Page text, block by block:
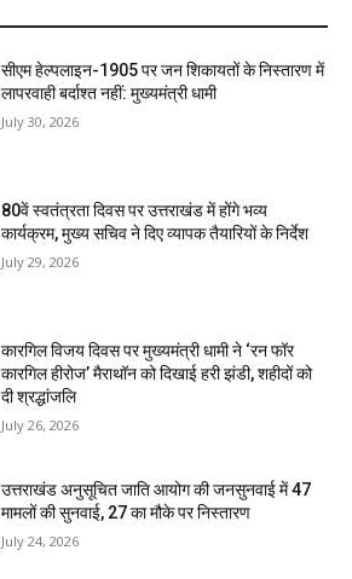
सीएम हेल्पलाइन-1905 पर जन शिकायतों के निस्तारण में
लापरवाही बर्दाश्त नहीं: मुख्यमंत्री धामी
July 30, 2026
80वें स्वतंत्रता दिवस पर उत्तराखंड में होंगे भव्य
कार्यक्रम, मुख्य सचिव ने दिए व्यापक तैयारियों के निर्देश
July 29, 2026
कारगिल विजय दिवस पर मुख्यमंत्री धामी ने ‘रन फॉर
कारगिल हीरोज’ मैराथॉन को दिखाई हरी झंडी, शहीदों को
दी श्रद्धांजलि
July 26, 2026
उत्तराखंड अनुसूचित जाति आयोग की जनसुनवाई में 47
मामलों की सुनवाई, 27 का मौके पर निस्तारण
July 24, 2026